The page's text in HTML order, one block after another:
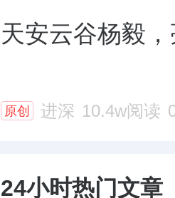
天安云谷杨毅
原创 进深 10.4w阅读
24小时热门文章